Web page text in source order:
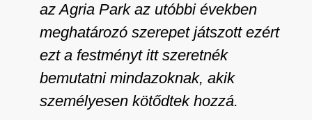
az Agria Park az utóbbi években
meghatározó szerepet játszott ezért
ezt a festményt itt szeretnék
bemutatni mindazoknak, akik
személyesen kötődtek hozzá.